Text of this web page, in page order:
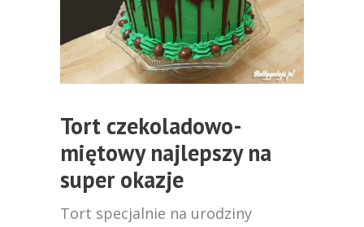
Tort czekoladowo-
miętowy najlepszy na
super okazje
Tort specjalnie na urodziny